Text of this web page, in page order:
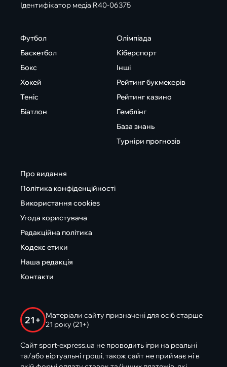
Ідентифікатор медіа R40-06375
Футбол
Баскетбол
Бокс
Хокей
Теніс
Біатлон
Олімпіада
Кіберспорт
Інші
Рейтинг букмекерів
Рейтинг казино
Гемблінг
База знань
Турніри прогнозів
Про видання
Політика конфіденційності
Використання cookies
Угода користувача
Редакційна політика
Кодекс етики
Наша редакція
Контакти
21+
Матеріали сайту призначені для осіб старше
21 року (21+)
Сайт sport-express.ua не проводить ігри на реальні
та/або віртуальні гроші, також сайт не приймає ні в